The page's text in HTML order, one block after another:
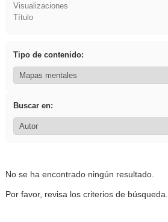
Visualizaciones
Título
Tipo de contenido:
Buscar en:
No se ha encontrado ningún resultado.
Por favor, revisa los criterios de búsqueda.